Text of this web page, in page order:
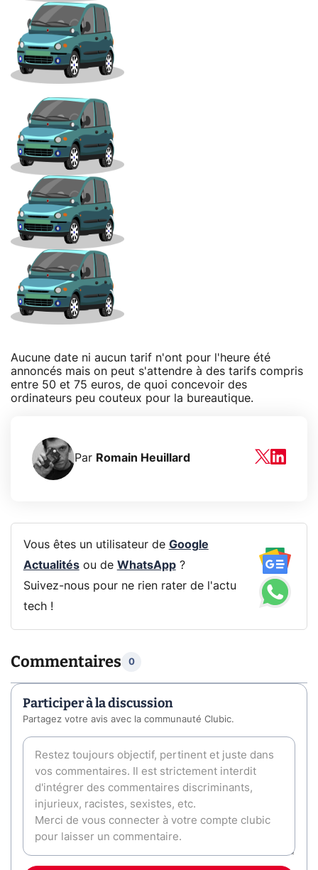
Aucune date ni aucun tarif n'ont pour l'heure été
annoncés mais on peut s'attendre à des tarifs compris
entre 50 et 75 euros, de quoi concevoir des
ordinateurs peu couteux pour la bureautique.
Par Romain Heuillard
Vous êtes un utilisateur de Google
Actualitésou de WhatsApp?
Suivez-nous pour ne rien rater de l'actu
tech !
Commentaires 0
Participer à la discussion
Partagez votre avis avec la communauté Clubic.